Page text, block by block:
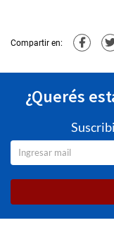
Compartir en:
¿Querés